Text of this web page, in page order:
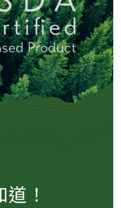
！